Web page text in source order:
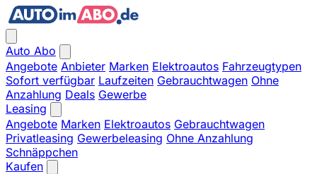
Auto Abo
Angebote Anbieter Marken Elektroautos Fahrzeugtypen
Sofort verfügbar Laufzeiten Gebrauchtwagen Ohne
Anzahlung Deals Gewerbe
Leasing
Angebote Marken Elektroautos Gebrauchtwagen
Privatleasing Gewerbeleasing Ohne Anzahlung
Schnäppchen
Kaufen